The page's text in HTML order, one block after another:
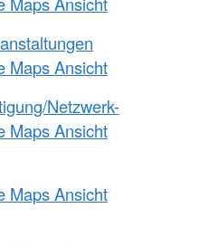
Maps Ansicht
Netzwerk-
Maps Ansicht
Maps Ansicht